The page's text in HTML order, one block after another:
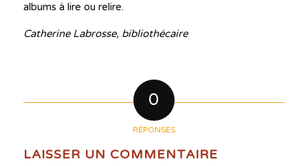
albums à lire ou relire.
Catherine Labrosse, bibliothécaire
0
RÉPONSES
LAISSER UN COMMENTAIRE